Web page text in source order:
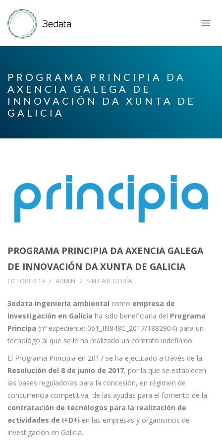
PROGRAMA PRINCIPIA DA
AXENCIA GALEGA DE
INNOVACIÓN DA XUNTA DE
GALICIA
PROGRAMA PRINCIPIA DA AXENCIA GALEGA
DE INNOVACIÓN DA XUNTA DE GALICIA
OCTOBER 19 ADMIN SIN CATEGORÍA
3edata ingeniería ambiental como empresa de
investigación en Galicia ha sido beneficiaria del Programa
Principa (nº expediente: 061_IN848C_2017/1882904) para un
tecnológo al que se le ha realizado un contrato indefinido.
El Programa Principia en 2017 se ha ejecutado a través de la
Resolución del 8 de junio de 2017, por la que se establecen
las bases reguladoras para la concesión, en régimen de
concurrencia competitiva, de las ayudas para el fomento de la
contratación de tecnólogos para la realización de
actividades de I+D+i en las empresas y organismos de
investigación en Galicia.